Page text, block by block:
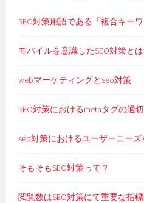
SEO対策用語である「複合キー
モバイルを意識したSEO対策とは
webマーケティングとseo対策
SEO対策におけるmetaタグの適
seo対策におけるユーザーニー
そもそもSEO対策って？
閲覧数はSEO対策にて重要な指